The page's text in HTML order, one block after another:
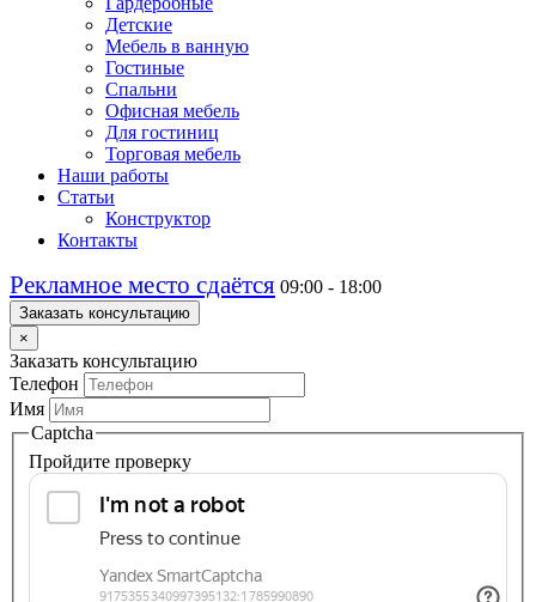
Детские
Мебель в ванную
Гостиные
Спальни
Офисная мебель
Для гостиниц
Торговая мебель
Наши работы
Статьи
Конструктор
Контакты
Рекламное место сдаётся 09:00 - 18:00
Заказать консультацию
×
Заказать консультацию
Телефон
Имя
Captcha
Пройдите проверку